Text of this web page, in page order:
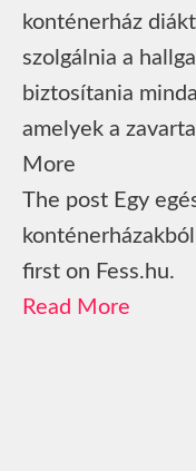
konténerház
szolgálnia a
biztosítania
amelyek a
More
The post Egy
first on Fess.hu.
Read More